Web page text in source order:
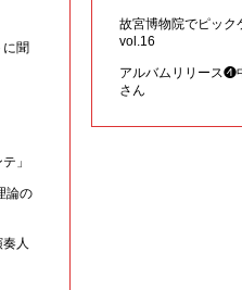
に聞
」
論の
人
故宮博物院でピック
vol.16
アルバムリリース❹
さん